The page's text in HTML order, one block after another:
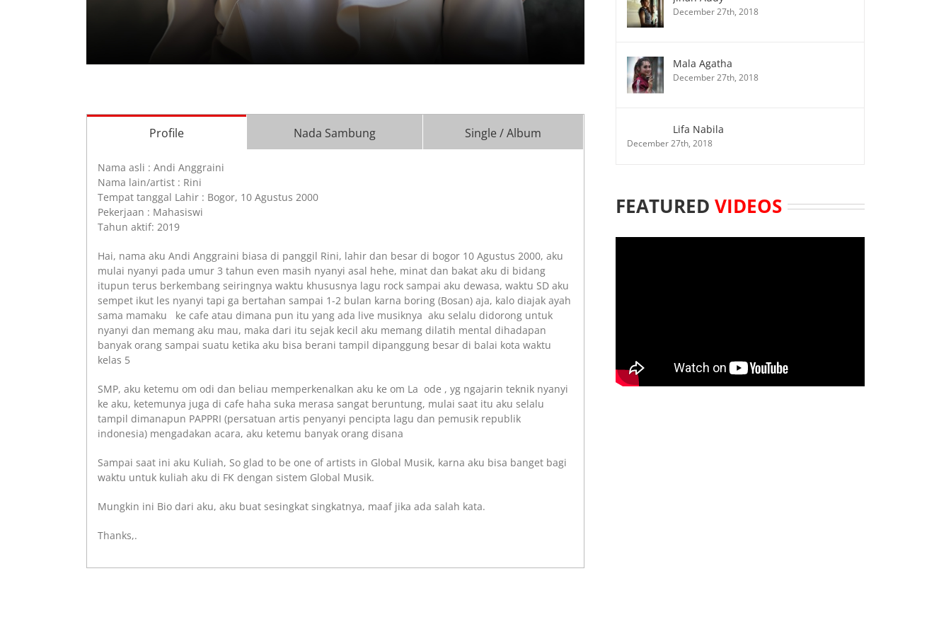
Profile Nada Sambung Single / Album
Nama asli : Andi Anggraini
Nama lain/artist : Rini
Tempat tanggal Lahir : Bogor, 10 Agustus 2000
Pekerjaan : Mahasiswi
Tahun aktif: 2019
Hai, nama aku Andi Anggraini biasa di panggil Rini, lahir dan besar di bogor 10 Agustus 2000, aku
mulai nyanyi pada umur 3 tahun even masih nyanyi asal hehe, minat dan bakat aku di bidang
itupun terus berkembang seiringnya waktu khususnya lagu rock sampai aku dewasa, waktu SD aku
sempet ikut les nyanyi tapi ga bertahan sampai 1-2 bulan karna boring (Bosan) aja, kalo diajak ayah
sama mamaku ke cafe atau dimana pun itu yang ada live musiknya aku selalu didorong untuk
nyanyi dan memang aku mau, maka dari itu sejak kecil aku memang dilatih mental dihadapan
banyak orang sampai suatu ketika aku bisa berani tampil dipanggung besar di balai kota waktu
kelas 5
SMP, aku ketemu om odi dan beliau memperkenalkan aku ke om La ode , yg ngajarin teknik nyanyi
ke aku, ketemunya juga di cafe haha suka merasa sangat beruntung, mulai saat itu aku selalu
tampil dimanapun PAPPRI (persatuan artis penyanyi pencipta lagu dan pemusik republik
indonesia) mengadakan acara, aku ketemu banyak orang disana
Sampai saat ini aku Kuliah, So glad to be one of artists in Global Musik, karna aku bisa banget bagi
waktu untuk kuliah aku di FK dengan sistem Global Musik.
Mungkin ini Bio dari aku, aku buat sesingkat singkatnya, maaf jika ada salah kata.
Thanks,.
December 27th, 2018
Mala Agatha
December 27th, 2018
Lifa Nabila
December 27th, 2018
FEATURED VIDEOS